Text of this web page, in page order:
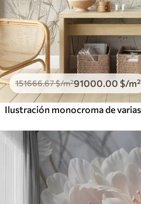
151666.67$/m²91000.00 $/m²